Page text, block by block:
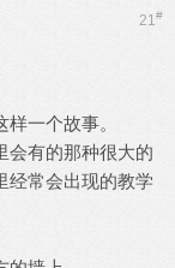
21#
一个故事。
有的那种很大的
经常会出现的教学